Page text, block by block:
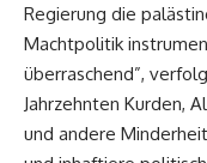
Regierung die
Machtpolitik
überraschend”,
Jahrzehnten Kurden,
und andere